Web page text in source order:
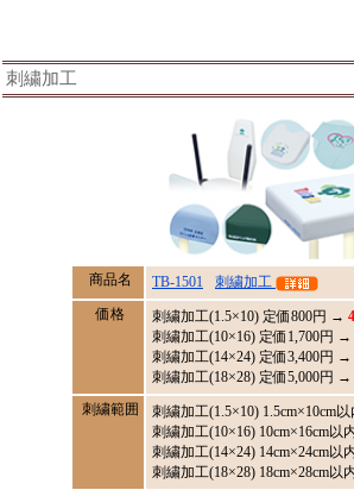
刺繍加工
商品名 TB-1501
刺繍加工
価格
刺繍加工(1.5×10) 定価800円 →
刺繍加工(10×16) 定価1,700円 →
刺繍加工(14×24) 定価3,400円 →
刺繍加工(18×28) 定価5,000円 →
刺繍範囲
刺繍加工(1.5×10) 1.5cm×10cm以
刺繍加工(10×16) 10cm×16cm以
刺繍加工(14×24) 14cm×24cm以
刺繍加工(18×28) 18cm×28cm以